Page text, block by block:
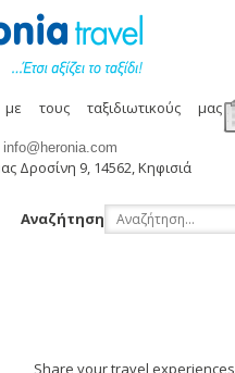
με τους ταξιδιωτικούς μας
info@heronia.com
Δροσίνη 9, 14562, Κηφισιά
Αναζήτηση